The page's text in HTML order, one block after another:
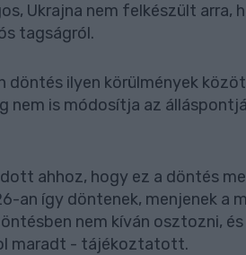
Ukrajna nem felkészült arra,
tagságról.
döntés ilyen körülmények
nem is módosítja az
ahhoz, hogy ez a döntés
an így döntenek, menjenek a
nem kíván osztozni,
maradt - tájékoztatott.